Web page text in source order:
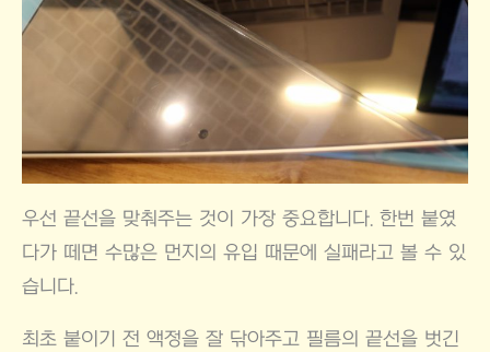
우선 끝선을 맞춰주는 것이 가장 중요합니다. 한번 붙였
다가 떼면 수많은 먼지의 유입 때문에 실패라고 볼 수 있
습니다.
최초 붙이기 전 액정을 잘 닦아주고 필름의 끝선을 벗긴